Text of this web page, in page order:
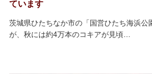
ています
茨城県ひたちなか市の「国営ひたち海浜
が、秋には約4万本のコキアが見頃…